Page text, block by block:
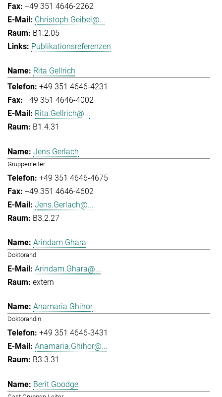
+49 351 4646-2262
Christoph.Geibel@...
B1.2.05
Publikationsreferenzen
Rita Gellrich
+49 351 4646-4231
+49 351 4646-4002
Rita.Gellrich@...
B1.4.31
Jens Gerlach
Gruppenleiter
+49 351 4646-4675
+49 351 4646-4602
Jens.Gerlach@...
B3.2.27
Arindam Ghara
Doktorand
Arindam.Ghara@...
extern
Anamaria Ghihor
Doktorandin
+49 351 4646-3431
Anamaria.Ghihor@...
B3.3.31
Berit Goodge